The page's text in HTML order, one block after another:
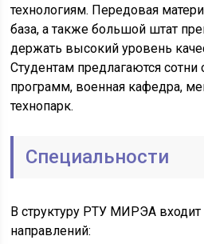
технологиям. Передовая
база, а также большой штат
держать высокий уровень
Студентам предлагаются сотни
программ, военная кафедра,
технопарк.
Специальности
В структуру РТУ МИРЭА
направлений: